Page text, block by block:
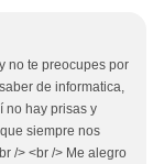
no te preocupes por
de informatica,
no hay prisas y
siempre nos
/> <br /> Me alegro